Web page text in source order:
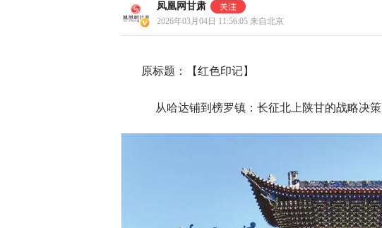
凤凰网甘肃
2026年03月04日 11:56:05 来自北京
原标题：【红色印记】
从哈达铺到榜罗镇：长征北上陕甘的战略决策